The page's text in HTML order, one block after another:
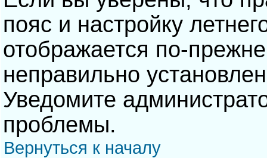
пояс и настройку
отображается по-
неправильно
Уведомите
проблемы.
Вернуться к началу